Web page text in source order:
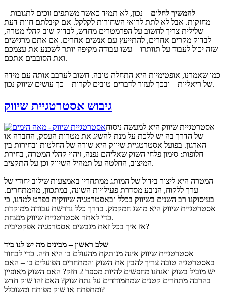
– להמשיך לחלום – נכון, לא תמיד כאשר משתפים זוכים לתגובות
מחזקות. אבל לא לתת לרואי השחורות לקלקל. אם קיבלתם חוות דעת
שלילית צריך לחשוב על הפרמטרים מחדש, לבדוק שוב קהלי מטרה,
לבדוק מקרים אחרים, להתייעץ עם אנשים אחרים. אם אתם מרגישים
שזה יכול לעבוד על תוותרו – עשו עבודה מקיפה יותר לשכנע את עצמכם
ואת הסובבים אתכם.
כמו שאמרנו, אופטימיות היא התחלה טובה. חשוב לערבב אותה עם מידה
של ריאליות – ובכך לעזור לדברים טובים לקרות – כך עושים שיווק נכון.
גיבוש אסטרטגיית שיווק
אסטרטגיית שיווק היא למעשה ניסוח
של הדרך בה יש ללכת על מנת להשיג את מטרות העסק, החברה או
הארגון. בפועל אסטרטגיית שיווק היא שורה של החלטות ובחירות בין
חלופות: סימון פלחי השוק שאליהם נפנה, זיהוי קהלי המטרה, בחירת
המיצוב, החלטה על תמהיל השיווק וכן על התקציב.
המטרה היא ליצור בידול של המותג ממתחריו באמצעות שילוב יחודי של
ערך ללקוח, הנובע מסדרת פעילויות השונה, במתכוון, מהמתחרים.
בעיסוקנו רב השנים בשיווק בכלל ובאסטרטגיה שיווקית בפרט למדנו, כי
אסטרטגיית שיווק היא מושג חמקמק. בדרך כלל נדרשת עבודה ממוקדת
כדי לאתר אסטרטגיית שיווק מנצחת.
אז איך בכל זאת מגבשים אסטרטגיה אפקטיבית?
שלב ראשון – מבינים מה יש לנו ביד
אסטרטגיית שיווק אינה מנותקת מהעולם בו היא חיה. כדי לבחור
באסטרטגיה טובה צריך להבין את השוק והמתחרים הפועלים בו – האם
יש מוביל בשוק ואנחנו מחפשים להיות מספר 2 חזק? האם השוק מאופיין
בהרבה מתחרים קטנים שמתמודדים על נתח שוק? האם זהו שוק חדש
ומתפתח או שוק מפותח ומשוכלל?